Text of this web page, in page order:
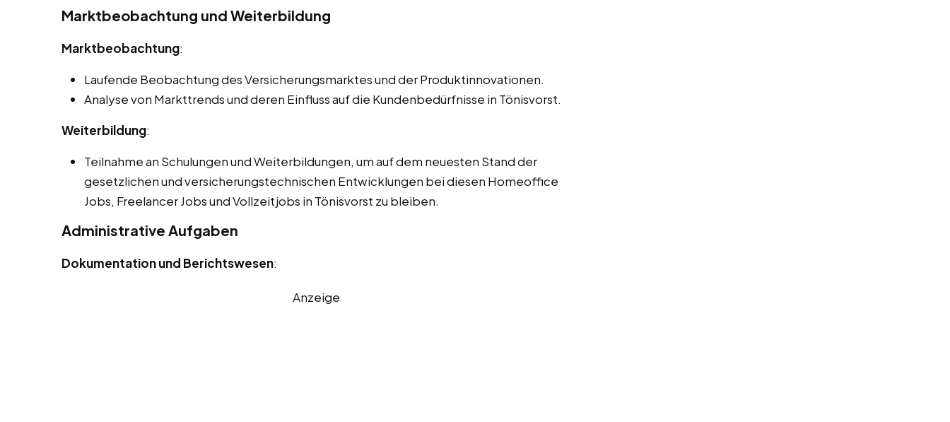
Marktbeobachtung und Weiterbildung
Marktbeobachtung:
Laufende Beobachtung des Versicherungsmarktes und der Produktinnovationen.
Analyse von Markttrends und deren Einfluss auf die Kundenbedürfnisse in Tönisvorst.
Weiterbildung:
Teilnahme an Schulungen und Weiterbildungen, um auf dem neuesten Stand der
gesetzlichen und versicherungstechnischen Entwicklungen bei diesen Homeoffice
Jobs, Freelancer Jobs und Vollzeitjobs in Tönisvorst zu bleiben.
Administrative Aufgaben
Dokumentation und Berichtswesen:
Anzeige